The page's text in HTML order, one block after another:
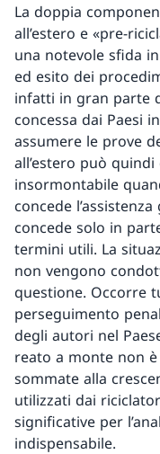
La doppia
all’estero e «pre-
una notevole sfida
ed esito dei
infatti in gran parte
concessa dai Paesi
assumere le prove
all’estero può
insormontabile
concede
concede solo in
termini utili. La
non vengono
questione. Occorre
perseguimento
degli autori nel
reato a monte non
sommate alla
utilizzati dai
significative per
indispensabile.